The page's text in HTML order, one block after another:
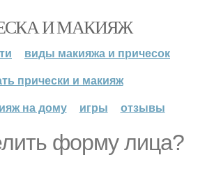
И МАКИЯЖ
виды макияжа и причесок
прически и макияж
на дому
игры отзывы
форму лица?